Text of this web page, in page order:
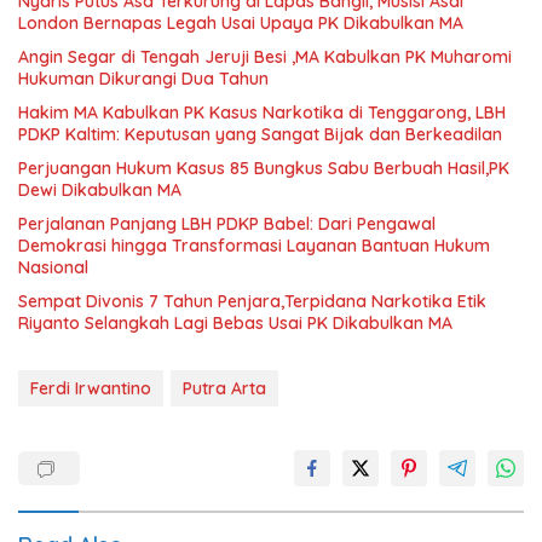
London Bernapas Legah Usai Upaya PK Dikabulkan MA
Angin Segar di Tengah Jeruji Besi ,MA Kabulkan PK Muharomi
Hukuman Dikurangi Dua Tahun
Hakim MA Kabulkan PK Kasus Narkotika di Tenggarong, LBH
PDKP Kaltim: Keputusan yang Sangat Bijak dan Berkeadilan
Perjuangan Hukum Kasus 85 Bungkus Sabu Berbuah Hasil,PK
Dewi Dikabulkan MA
Perjalanan Panjang LBH PDKP Babel: Dari Pengawal
Demokrasi hingga Transformasi Layanan Bantuan Hukum
Nasional
Sempat Divonis 7 Tahun Penjara,Terpidana Narkotika Etik
Riyanto Selangkah Lagi Bebas Usai PK Dikabulkan MA
Ferdi Irwantino Putra Arta